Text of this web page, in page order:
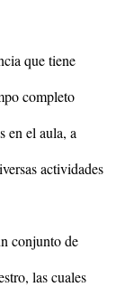
que tiene
completo
en el aula, a
actividades
conjunto de
las cuales